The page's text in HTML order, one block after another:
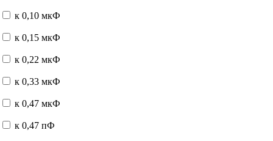
к 0,10 мкФ
к 0,15 мкФ
к 0,22 мкФ
к 0,33 мкФ
к 0,47 мкФ
к 0,47 пФ